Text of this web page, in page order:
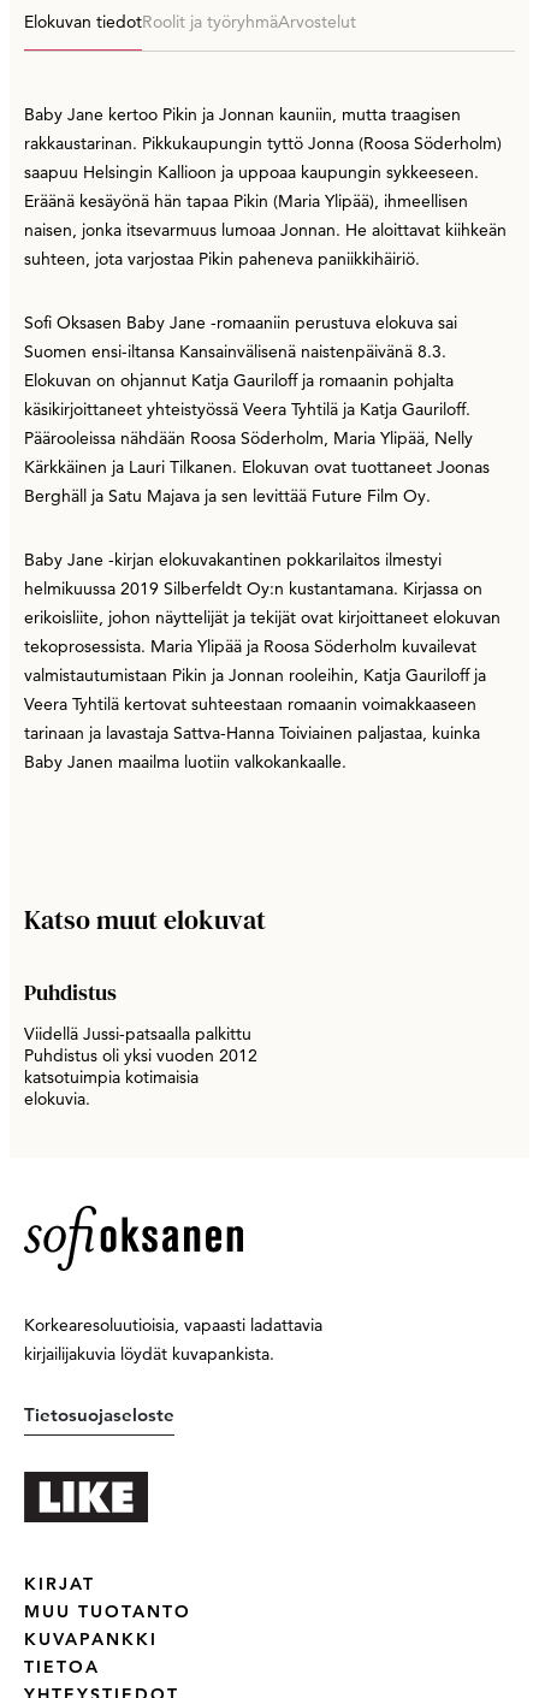
Elokuvan tiedotRoolit ja työryhmäArvostelut
Baby Jane kertoo Pikin ja Jonnan kauniin, mutta traagisen
rakkaustarinan. Pikkukaupungin tyttö Jonna (Roosa Söderholm)
saapuu Helsingin Kallioon ja uppoaa kaupungin sykkeeseen.
Eräänä kesäyönä hän tapaa Pikin (Maria Ylipää), ihmeellisen
naisen, jonka itsevarmuus lumoaa Jonnan. He aloittavat kiihkeän
suhteen, jota varjostaa Pikin paheneva paniikkihäiriö.
Sofi Oksasen Baby Jane -romaaniin perustuva elokuva sai
Suomen ensi-iltansa Kansainvälisenä naistenpäivänä 8.3.
Elokuvan on ohjannut Katja Gauriloff ja romaanin pohjalta
käsikirjoittaneet yhteistyössä Veera Tyhtilä ja Katja Gauriloff.
Päärooleissa nähdään Roosa Söderholm, Maria Ylipää, Nelly
Kärkkäinen ja Lauri Tilkanen. Elokuvan ovat tuottaneet Joonas
Berghäll ja Satu Majava ja sen levittää Future Film Oy.
Baby Jane -kirjan elokuvakantinen pokkarilaitos ilmestyi
helmikuussa 2019 Silberfeldt Oy:n kustantamana. Kirjassa on
erikoisliite, johon näyttelijät ja tekijät ovat kirjoittaneet elokuvan
tekoprosessista. Maria Ylipää ja Roosa Söderholm kuvailevat
valmistautumistaan Pikin ja Jonnan rooleihin, Katja Gauriloff ja
Veera Tyhtilä kertovat suhteestaan romaanin voimakkaaseen
tarinaan ja lavastaja Sattva-Hanna Toiviainen paljastaa, kuinka
Baby Janen maailma luotiin valkokankaalle.
Katso muut elokuvat
Puhdistus
Viidellä Jussi-patsaalla palkittu
Puhdistus oli yksi vuoden 2012
katsotuimpia kotimaisia
elokuvia.
Korkearesoluutioisia, vapaasti ladattavia
kirjailijakuvia löydät kuvapankista.
Tietosuojaseloste
KIRJAT
MUU TUOTANTO
KUVAPANKKI
TIETOA